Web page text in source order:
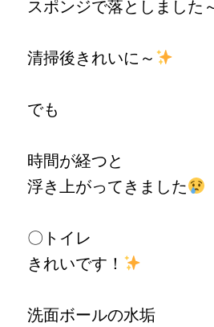
スポンジで落としました
清掃後きれいに～
でも
時間が経つと
浮き上がってきました
〇トイレ
きれいです！
洗面ボールの水垢